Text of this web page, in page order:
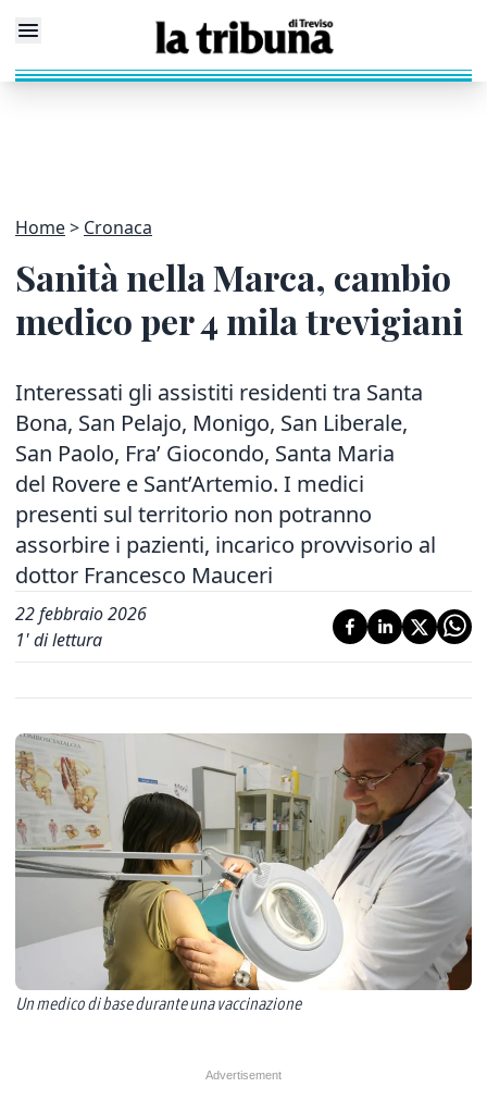
Home Cronaca
Sanità nella Marca, cambio
medico per 4 mila trevigiani
Interessati gli assistiti residenti tra Santa
Bona, San Pelajo, Monigo, San Liberale,
San Paolo, Fra’ Giocondo, Santa Maria
del Rovere e Sant’Artemio. I medici
presenti sul territorio non potranno
assorbire i pazienti, incarico provvisorio al
dottor Francesco Mauceri
22 febbraio 2026
1' di lettura
Un medico di base durante una vaccinazione